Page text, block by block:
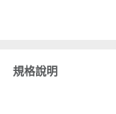
規格說明